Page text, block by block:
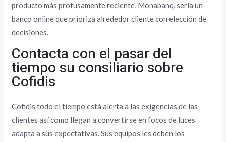
producto más profusamente reciente, Monabanq, serí­a un
banco online que prioriza alrededor cliente con elección de
decisiones.
Contacta con el pasar del
tiempo su consiliario sobre
Cofidis
Cofidis todo el tiempo está alerta a las exigencias de las
clientes así­ como llegan a convertirse en focos de luces
adapta a sus expectativas. Sus equipos les deben los